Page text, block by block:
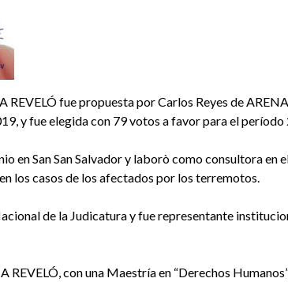
fue propuesta por Carlos Reyes de
y fue elegida con 79 votos a favor para el período
en San San Salvador y laborò como consultora en
los casos de los afectados por los terremotos.
de la Judicatura y fue representante
con una Maestría en “Derechos